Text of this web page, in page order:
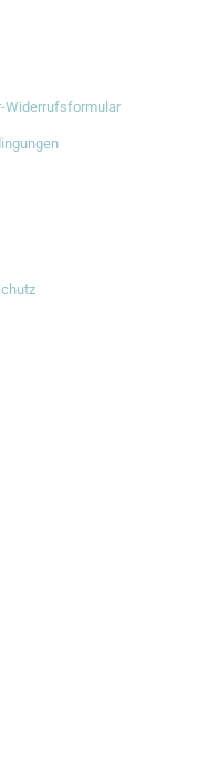
Widerrufsformular